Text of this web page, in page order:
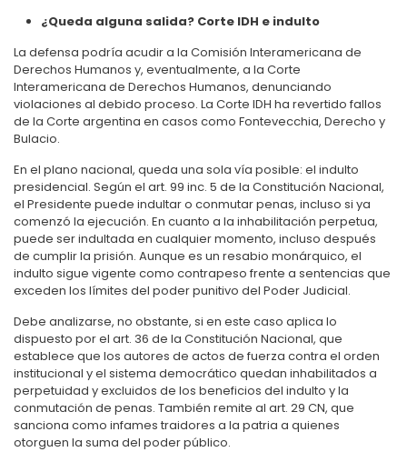
¿Queda alguna salida? Corte IDH e indulto
La defensa podría acudir a la Comisión Interamericana de
Derechos Humanos y, eventualmente, a la Corte
Interamericana de Derechos Humanos, denunciando
violaciones al debido proceso. La Corte IDH ha revertido fallos
de la Corte argentina en casos como Fontevecchia, Derecho y
Bulacio.
En el plano nacional, queda una sola vía posible: el indulto
presidencial. Según el art. 99 inc. 5 de la Constitución Nacional,
el Presidente puede indultar o conmutar penas, incluso si ya
comenzó la ejecución. En cuanto a la inhabilitación perpetua,
puede ser indultada en cualquier momento, incluso después
de cumplir la prisión. Aunque es un resabio monárquico, el
indulto sigue vigente como contrapeso frente a sentencias que
exceden los límites del poder punitivo del Poder Judicial.
Debe analizarse, no obstante, si en este caso aplica lo
dispuesto por el art. 36 de la Constitución Nacional, que
establece que los autores de actos de fuerza contra el orden
institucional y el sistema democrático quedan inhabilitados a
perpetuidad y excluidos de los beneficios del indulto y la
conmutación de penas. También remite al art. 29 CN, que
sanciona como infames traidores a la patria a quienes
otorguen la suma del poder público.